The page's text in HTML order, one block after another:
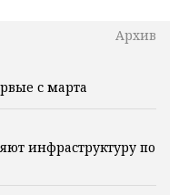
Архив
с марта
инфраструктуру по